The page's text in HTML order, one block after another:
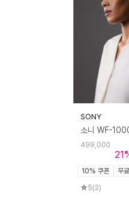
SONY
21
499,000
10% 쿠폰
무
5(2)